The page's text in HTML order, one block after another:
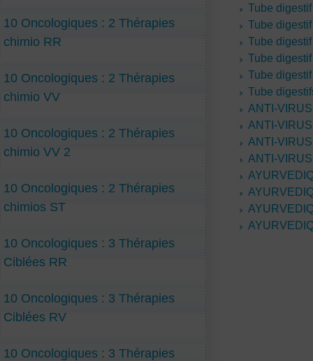
Tube
Tube
Tube
Tube
Tube
Tube
ANTI-
ANTI-
ANTI-
ANTI-
10 Oncologiques : 2 Thérapies
chimio RR
10 Oncologiques : 2 Thérapies
chimio VV
10 Oncologiques : 2 Thérapies
chimio VV 2
10 Oncologiques : 2 Thérapies
chimios ST
10 Oncologiques : 3 Thérapies
Ciblées RR
10 Oncologiques : 3 Thérapies
Ciblées RV
10 Oncologiques : 3 Thérapies